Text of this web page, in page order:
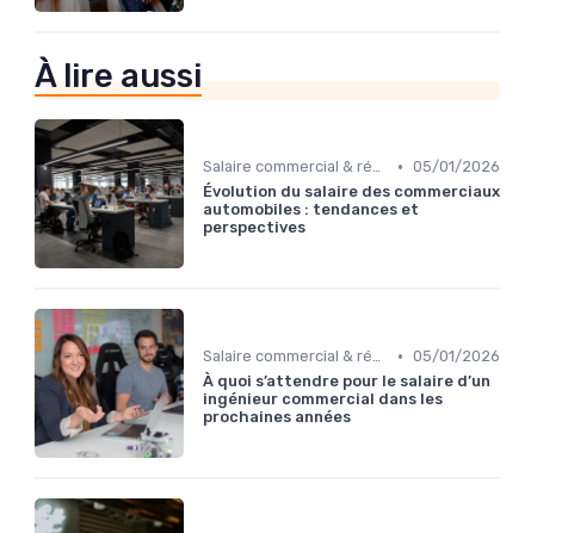
À lire aussi
Salaire commercial & rémunération variable • 05/01/2026
Évolution du salaire des commerciaux
automobiles : tendances et
perspectives
Salaire commercial & rémunération variable • 05/01/2026
À quoi s’attendre pour le salaire d’un
ingénieur commercial dans les
prochaines années